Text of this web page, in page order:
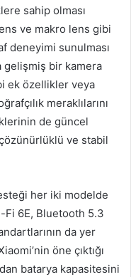
sahip olması
ve makro lens gibi
deneyimi sunulması
gelişmiş bir kamera
ek özellikler veya
meraklılarını
de güncel
ve stabil
her iki modelde
Fi 6E, Bluetooth 5.3
da yer
öne çıktığı
batarya kapasitesini